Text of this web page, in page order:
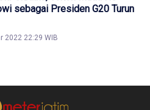
sebagai Presiden G20 Turun
2022 22:29 WIB